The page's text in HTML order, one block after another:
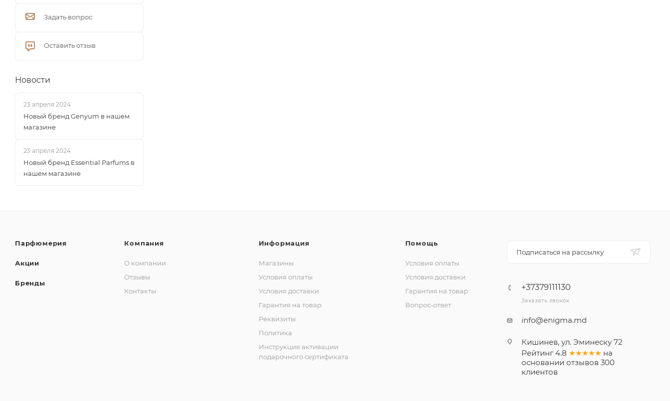
Задать вопрос
Оставить отзыв
Новости
23 апреля 2024
Новый бренд Genyum в нашем
магазине
23 апреля 2024
Новый бренд Essential Parfums в
нашем магазине
Парфюмерия
Акции
Бренды
Компания
О компании
Отзывы
Контакты
Информация
Магазины
Условия оплаты
Условия доставки
Гарантия на товар
Реквизиты
Политика
Инструкция активации
подарочного сертификата
Помощь
Условия оплаты
Условия доставки
Гарантия на товар
Вопрос-ответ
Подписаться на рассылку
+37379111130
Заказать звонок
info@enigma.md
Кишинев, ул. Эминеску 72
Рейтинг 4.8 ★★★★★ на
основании отзывов 300
клиентов